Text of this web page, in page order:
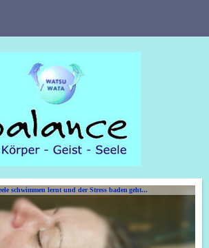
schwimmen lernt und der Stress baden geht...